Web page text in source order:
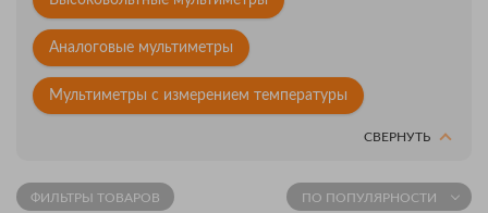
Аналоговые мультиметры
Мультиметры с измерением температуры
СВЕРНУТЬ
ФИЛЬТРЫ ТОВАРОВ ПО ПОПУЛЯРНОСТИ